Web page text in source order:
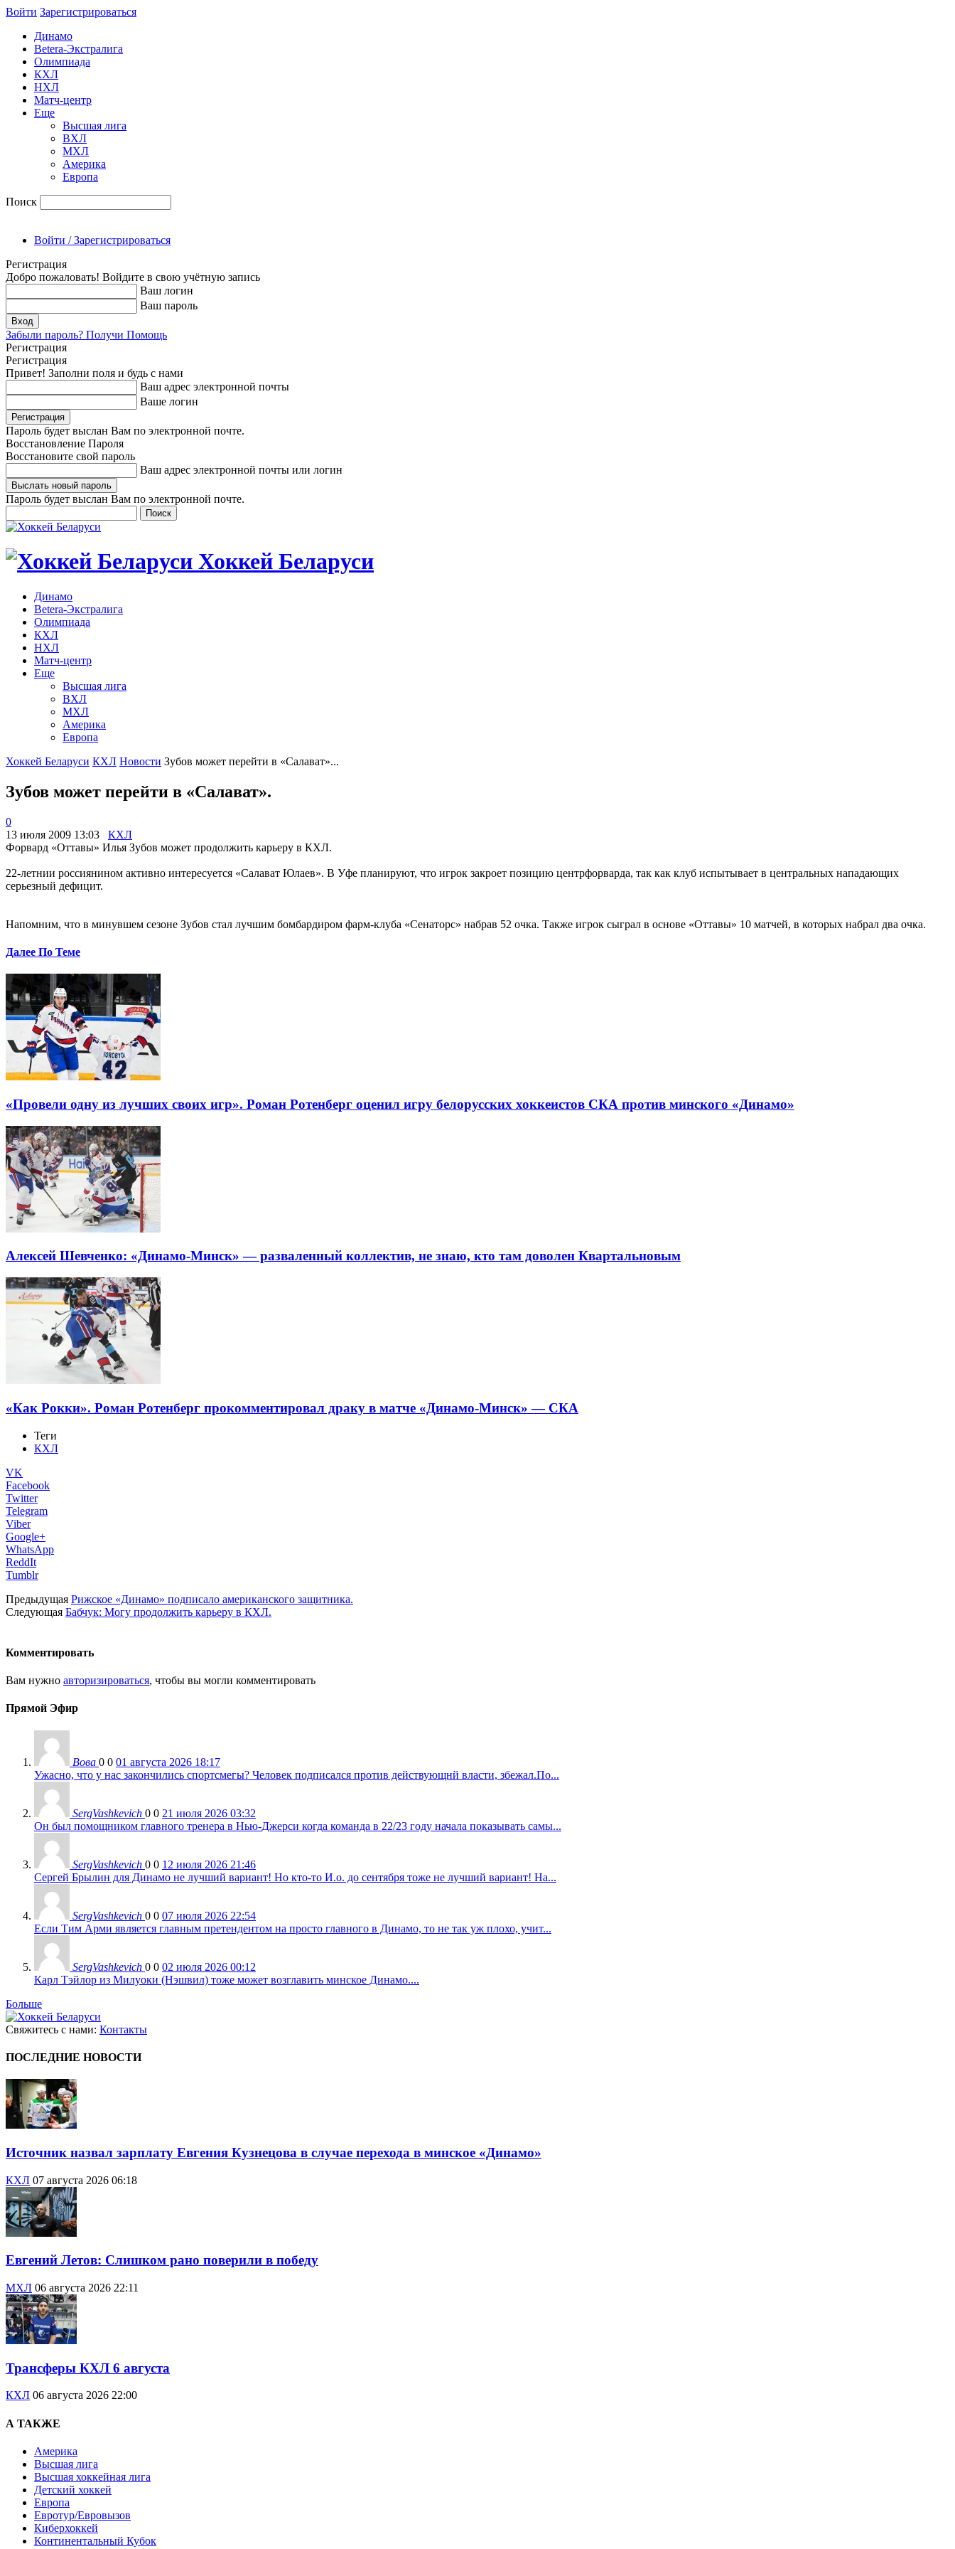
Войти Зарегиcтрироваться
Динамо
Betera-Экстралига
Олимпиада
КХЛ
НХЛ
Матч-центр
Еще
Высшая лига
ВХЛ
МХЛ
Америка
Европа
Поиск
Войти / Зарегистрироваться
Регистрация
Добро пожаловать! Войдите в свою учётную запись
Ваш логин
Ваш пароль
Забыли пароль? Получи Помощь
Регистрация
Регистрация
Привет! Заполни поля и будь с нами
Ваш адрес электронной почты
Ваше логин
Пароль будет выслан Вам по электронной почте.
Восстановление Пароля
Восстановите свой пароль
Ваш адрес электронной почты или логин
Пароль будет выслан Вам по электронной почте.
Хоккей Беларуси
Динамо
Betera-Экстралига
Олимпиада
КХЛ
НХЛ
Матч-центр
Еще
Высшая лига
ВХЛ
МХЛ
Америка
Европа
Хоккей Беларуси КХЛ Новости Зубов может перейти в «Салават»...
Зубов может перейти в «Салават».
0
13 июля 2009 13:03
КХЛ
Форвард «Оттавы» Илья Зубов может продолжить карьеру в КХЛ.
22-летнии россиянином активно интересуется «Салават Юлаев». В Уфе планируют, что игрок закроет позицию центрфорварда, так как клуб испытывает в центральных нападающих
серьезный дефицит.
Напомним, что в минувшем сезоне Зубов стал лучшим бомбардиром фарм-клуба «Сенаторс» набрав 52 очка. Также игрок сыграл в основе «Оттавы» 10 матчей, в которых набрал два очка.
Далее По Теме
«Провели одну из лучших своих игр». Роман Ротенберг оценил игру белорусских хоккеистов СКА против минского «Динамо»
Алексей Шевченко: «Динамо-Минск» — разваленный коллектив, не знаю, кто там доволен Квартальновым
«Как Рокки». Роман Ротенберг прокомментировал драку в матче «Динамо-Минск» — СКА
Теги
КХЛ
VK
Facebook
Twitter
Telegram
Viber
Google+
WhatsApp
ReddIt
Tumblr
Предыдущая Рижское «Динамо» подписало американского защитника.
Следующая Бабчук: Могу продолжить карьеру в КХЛ.
Комментировать
Вам нужно авторизироваться, чтобы вы могли комментировать
Прямой Эфир
Вова 0 0 01 августа 2026 18:17
Ужасно, что у нас закончились спортсмегы? Человек подписался против действующнй власти, збежал.По...
SergVashkevich 0 0 21 июля 2026 03:32
Он был помощником главного тренера в Нью-Джерси когда команда в 22/23 году начала показывать самы...
SergVashkevich 0 0 12 июля 2026 21:46
Сергей Брылин для Динамо не лучший вариант! Но кто-то И.о. до сентября тоже не лучший вариант! На...
SergVashkevich 0 0 07 июля 2026 22:54
Если Тим Арми является главным претендентом на просто главного в Динамо, то не так уж плохо, учит...
SergVashkevich 0 0 02 июля 2026 00:12
Карл Тэйлор из Милуоки (Нэшвил) тоже может возглавить минское Динамо....
Больше
Свяжитесь с нами: Контакты
ПОСЛЕДНИЕ НОВОСТИ
Источник назвал зарплату Евгения Кузнецова в случае перехода в минское «Динамо»
КХЛ 07 августа 2026 06:18
Евгений Летов: Слишком рано поверили в победу
МХЛ 06 августа 2026 22:11
Трансферы КХЛ 6 августа
КХЛ 06 августа 2026 22:00
А ТАКЖЕ
Америка
Высшая лига
Высшая хоккейная лига
Детский хоккей
Европа
Евротур/Евровызов
Киберхоккей
Континентальный Кубок